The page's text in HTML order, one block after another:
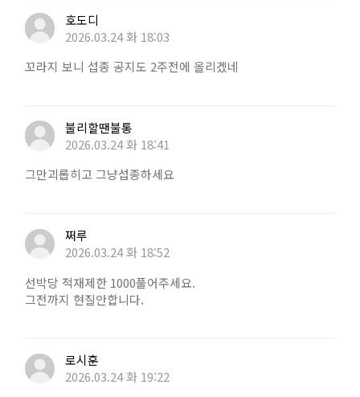
호도디
2026.03.24 화 18:03
꼬라지 보니 섭종 공지도 2주전에 올리겠네
불리할땐불통
2026.03.24 화 18:41
그만괴롭히고 그냥섭종하세요
쩌루
2026.03.24 화 18:52
선박당 적재제한 1000풀어주세요.
그전까지 현질안합니다.
로시훈
2026.03.24 화 19:22